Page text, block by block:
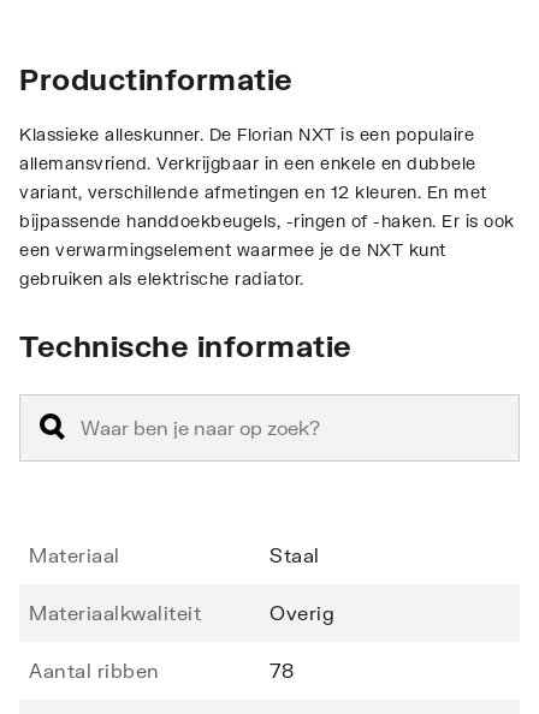
Productinformatie
Klassieke alleskunner. De Florian NXT is een populaire
allemansvriend. Verkrijgbaar in een enkele en dubbele
variant, verschillende afmetingen en 12 kleuren. En met
bijpassende handdoekbeugels, -ringen of -haken. Er is ook
een verwarmingselement waarmee je de NXT kunt
gebruiken als elektrische radiator.
Technische informatie
Materiaal Staal
Materiaalkwaliteit Overig
Aantal ribben 78